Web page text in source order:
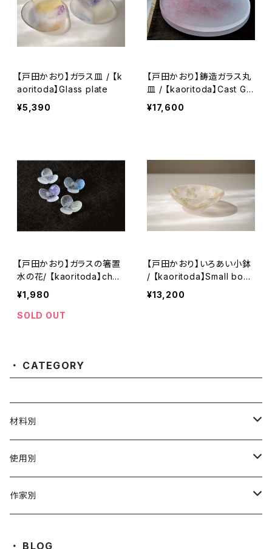
【戸田かおり】ガラス皿 / 【k
aoritoda】Glass plate
¥5,390
【戸田かおり】鋳造ガラス丸
皿 / 【kaoritoda】Cast Gla
ss Round Plate
¥17,600
【戸田かおり】ガラスの箸置
水の花/ 【kaoritoda】chop
stick rest Water Flower
¥1,980
SOLD OUT
【戸田かおり】いろあい小鉢
/ 【kaoritoda】Small bowl
/ Small dish
¥13,200
CATEGORY
材料別
陶磁器
ガラス
使用別
茶壺 急须 土瓶
作家別
BLOG